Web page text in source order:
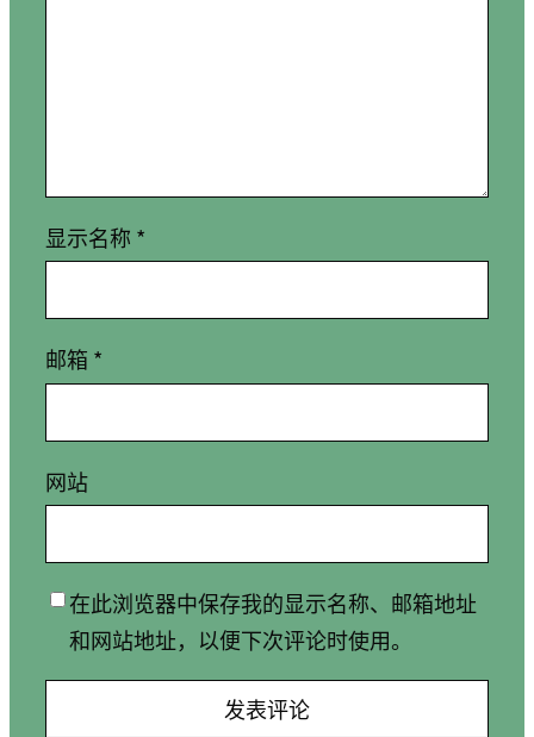
显示名称 *
邮箱 *
网站
在此浏览器中保存我的显示名称、邮箱地址
和网站地址，以便下次评论时使用。